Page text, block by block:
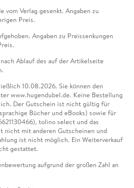
vom Verlag gesenkt. Angaben zu
Preis.
Angaben zu Preissenkungen
Ablauf des auf der Artikelseite
10.08.2026. Sie können den
www.hugendubel.de. Keine Bestellung
Der Gutschein ist nicht gültig für
Bücher und eBooks) sowie für
tolino select und das
nicht mit anderen Gutscheinen und
ist nicht möglich. Ein Weiterverkauf
gestattet.
aufgrund der großen Zahl an